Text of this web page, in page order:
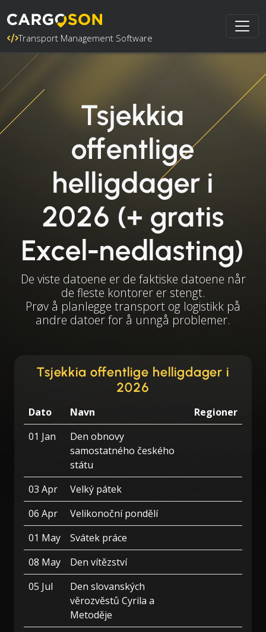
Transport Management Software
Tsjekkia
offentlige
helligdager i
2026 (+ gratis
Excel-nedlasting)
De viste datoene er de faktiske datoene når
de fleste kontorer er stengt.
Prøv å planlegge transport og logistikk på
andre datoer for å unngå problemer.
Tsjekkia offentlige helligdager i
2026
Dato Navn
Regioner
01 Jan
Den obnovy
samostatného českého
státu
03 Apr
Velký pátek
06 Apr
Velikonoční pondělí
01 May
Svátek práce
08 May
Den vítězství
05 Jul
Den slovanských
věrozvěstů Cyrila a
Metoděje